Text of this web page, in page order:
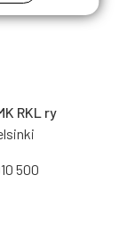
RKL ry
500